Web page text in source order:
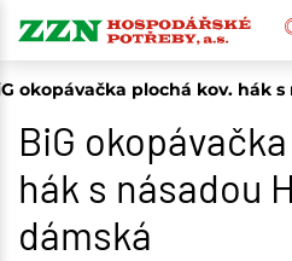
okopávačka plochá kov. hák s
BiG
hák s násadou
dámská